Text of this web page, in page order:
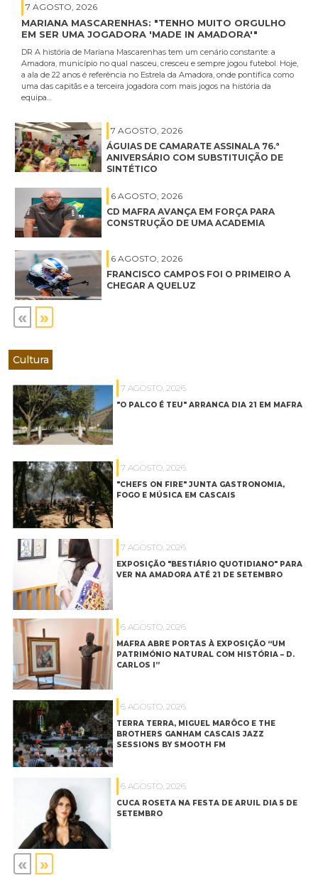
7 AGOSTO, 2026
MARIANA MASCARENHAS: "TENHO MUITO ORGULHO
EM SER UMA JOGADORA 'MADE IN AMADORA'"
DR A história de Mariana Mascarenhas tem um cenário constante: a
Amadora, município no qual nasceu, cresceu e sempre jogou futebol. Hoje,
a ala de 22 anos é referência no Estrela da Amadora, onde pontifica como
uma das capitãs e a terceira jogadora com mais jogos na história da
equipa…
7 AGOSTO, 2026
ÁGUIAS DE CAMARATE ASSINALA 76.ª
ANIVERSÁRIO COM SUBSTITUIÇÃO DE
SINTÉTICO
6 AGOSTO, 2026
CD MAFRA AVANÇA EM FORÇA PARA
CONSTRUÇÃO DE UMA ACADEMIA
6 AGOSTO, 2026
FRANCISCO CAMPOS FOI O PRIMEIRO A
CHEGAR A QUELUZ
« »
Cultura
7 AGOSTO, 2026
"O PALCO É TEU" ARRANCA DIA 21 EM MAFRA
7 AGOSTO, 2026
"CHEFS ON FIRE" JUNTA GASTRONOMIA,
FOGO E MÚSICA EM CASCAIS
7 AGOSTO, 2026
EXPOSIÇÃO "BESTIÁRIO QUOTIDIANO" PARA
VER NA AMADORA ATÉ 21 DE SETEMBRO
6 AGOSTO, 2026
MAFRA ABRE PORTAS À EXPOSIÇÃO “UM
PATRIMÓNIO NATURAL COM HISTÓRIA – D.
CARLOS I”
6 AGOSTO, 2026
TERRA TERRA, MIGUEL MARÔCO E THE
BROTHERS GANHAM CASCAIS JAZZ
SESSIONS BY SMOOTH FM
6 AGOSTO, 2026
CUCA ROSETA NA FESTA DE ARUIL DIA 5 DE
SETEMBRO
« »